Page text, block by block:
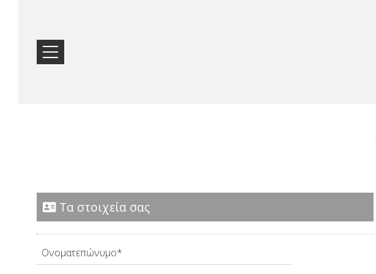
ΔΙΑΜΟΝΉ
ΠΑΡΟΧΈΣ
ΦΩΤΟΓΡΑΦΊΕΣ
Τα στοιχεία σας